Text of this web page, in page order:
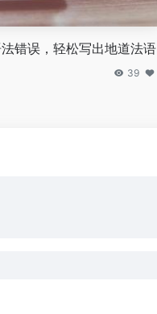
错误，轻松写出地道法语
39